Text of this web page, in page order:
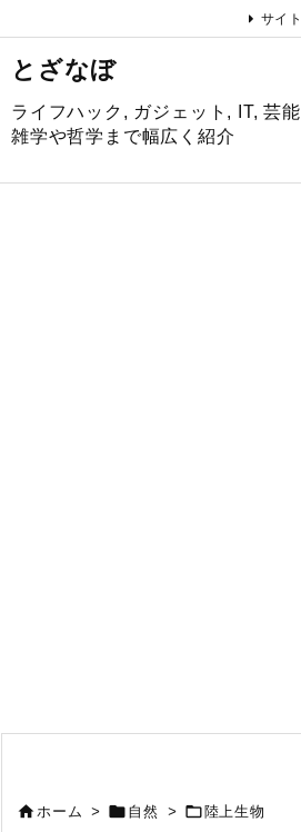
とざなぼ
ライフハック, ガジェット, IT, 芸
雑学や哲学まで幅広く紹介
サイ
ホーム >  自然 >  陸上生物